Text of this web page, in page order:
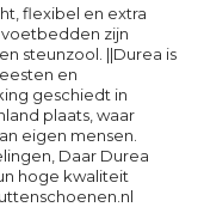
flexibel en extra
zijn
steunzool. ||Durea is
en
geschiedt in
plaats, waar
eigen mensen.
Daar Durea
hoge kwaliteit